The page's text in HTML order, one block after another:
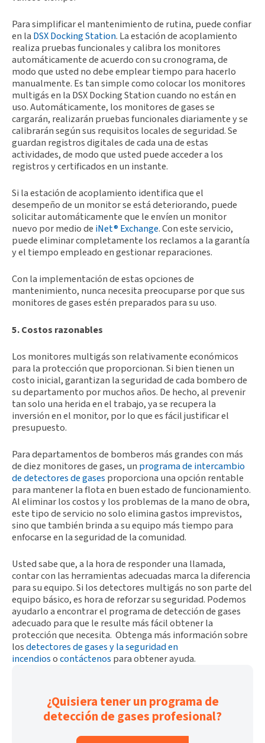
Para simplificar el mantenimiento de rutina, puede confiar
en la DSX Docking Station. La estación de acoplamiento
realiza pruebas funcionales y calibra los monitores
automáticamente de acuerdo con su cronograma, de
modo que usted no debe emplear tiempo para hacerlo
manualmente. Es tan simple como colocar los monitores
multigás en la DSX Docking Station cuando no están en
uso. Automáticamente, los monitores de gases se
cargarán, realizarán pruebas funcionales diariamente y se
calibrarán según sus requisitos locales de seguridad. Se
guardan registros digitales de cada una de estas
actividades, de modo que usted puede acceder a los
registros y certificados en un instante.
Si la estación de acoplamiento identifica que el
desempeño de un monitor se está deteriorando, puede
solicitar automáticamente que le envíen un monitor
nuevo por medio de iNet® Exchange. Con este servicio,
puede eliminar completamente los reclamos a la garantía
y el tiempo empleado en gestionar reparaciones.
Con la implementación de estas opciones de
mantenimiento, nunca necesita preocuparse por que sus
monitores de gases estén preparados para su uso.
5. Costos razonables
Los monitores multigás son relativamente económicos
para la protección que proporcionan. Si bien tienen un
costo inicial, garantizan la seguridad de cada bombero de
su departamento por muchos años. De hecho, al prevenir
tan solo una herida en el trabajo, ya se recupera la
inversión en el monitor, por lo que es fácil justificar el
presupuesto.
Para departamentos de bomberos más grandes con más
de diez monitores de gases, un programa de intercambio
de detectores de gases proporciona una opción rentable
para mantener la flota en buen estado de funcionamiento.
Al eliminar los costos y los problemas de la mano de obra,
este tipo de servicio no solo elimina gastos imprevistos,
sino que también brinda a su equipo más tiempo para
enfocarse en la seguridad de la comunidad.
Usted sabe que, a la hora de responder una llamada,
contar con las herramientas adecuadas marca la diferencia
para su equipo. Si los detectores multigás no son parte del
equipo básico, es hora de reforzar su seguridad. Podemos
ayudarlo a encontrar el programa de detección de gases
adecuado para que le resulte más fácil obtener la
protección que necesita. Obtenga más información sobre
losdetectores de gases y la seguridad en
incendiosocontáctenos para obtener ayuda.
¿Quisiera tener un programa de
detección de gases profesional?